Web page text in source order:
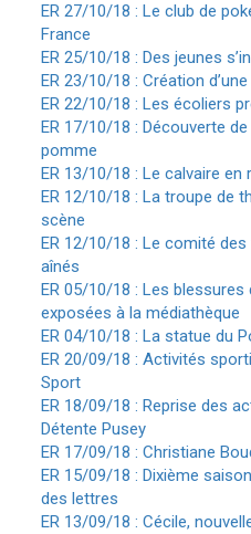
ER 27/10/18 : Le club de
France
ER 25/10/18 : Des jeunes
ER 23/10/18 : Création
ER 22/10/18 : Les écoliers
ER 17/10/18 : Découverte
pomme
ER 13/10/18 : Le calvaire en
ER 12/10/18 : La troupe de
scène
ER 12/10/18 : Le comité
aînés
ER 05/10/18 : Les blessures
exposées à la médiathèque
ER 04/10/18 : La statue du
ER 20/09/18 : Activités
Sport
ER 18/09/18 : Reprise des
Détente Pusey
ER 17/09/18 : Christiane
ER 15/09/18 : Dixième
des lettres
ER 13/09/18 : Cécile,